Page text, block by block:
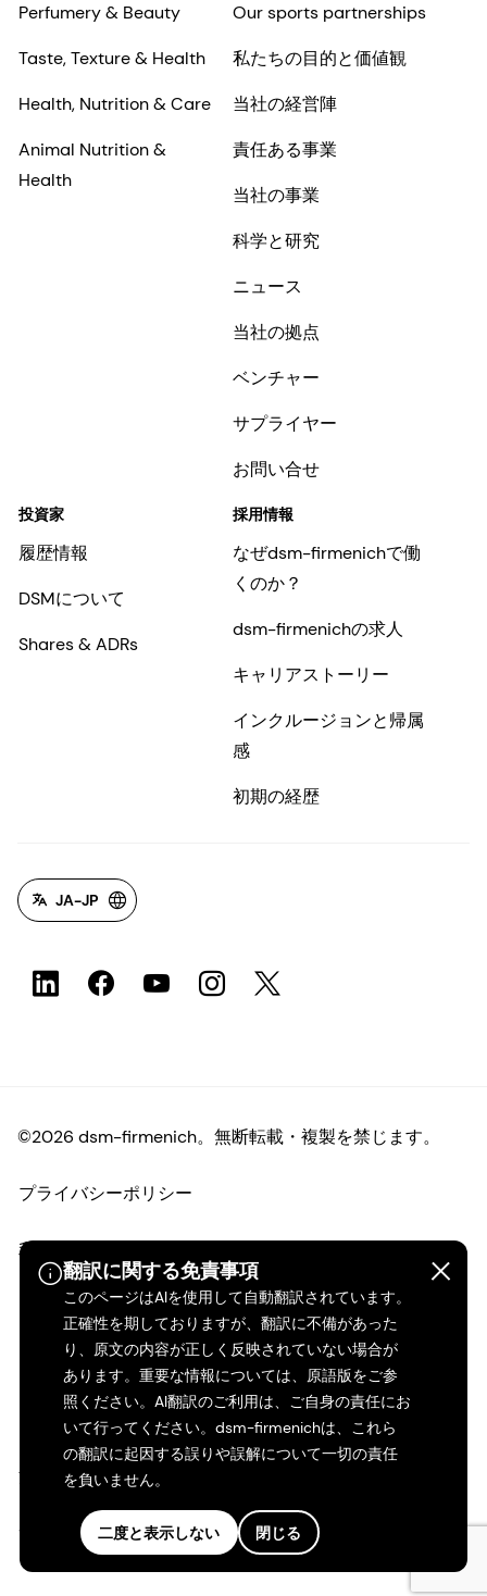
翻訳に関する免責事項
このページはAIを使用して自動翻訳されています。
正確性を期しておりますが、翻訳に不備があった
り、原文の内容が正しく反映されていない場合が
あります。重要な情報については、原語版をご参
照ください。AI翻訳のご利用は、ご自身の責任にお
いて行ってください。dsm-firmenichは、これら
の翻訳に起因する誤りや誤解について一切の責任
を負いません。
二度と表示しない 閉じる
Perfumery & Beauty
Taste, Texture & Health
Health, Nutrition & Care
Animal Nutrition &
Health
Our sports partnerships
私たちの目的と価値観
当社の経営陣
責任ある事業
当社の事業
科学と研究
ニュース
当社の拠点
ベンチャー
サプライヤー
お問い合せ
投資家
履歴情報
DSMについて
Shares & ADRs
採用情報
なぜdsm-firmenichで働
くのか？
dsm-firmenichの求人
キャリアストーリー
インクルージョンと帰属
感
初期の経歴
JA-JP
©2026 dsm-firmenich。無断転載・複製を禁じます。
プライバシーポリシー
利用規約
ご利用条件
カリフォルニアの透明性
アクセシビリティ・ステートメント
法的情報
サイトマップ